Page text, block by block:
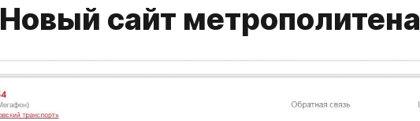
Новый сайт метрополитена